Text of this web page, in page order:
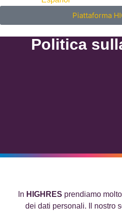
Piattaforma
Politica
In HIGHRES prendiamo
dei dati personali. Il nostro